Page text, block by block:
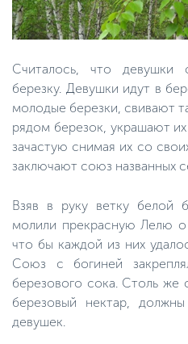
Считалось, что девушки
березку. Девушки идут в
молодые березки, свивают
рядом березок, украшают
зачастую снимая их со
заключают союз названных
Взяв в руку ветку белой
молили прекрасную Лелю
что бы каждой из них
Союз с богиней
березового сока. Столь же
березовый нектар,
девушек.